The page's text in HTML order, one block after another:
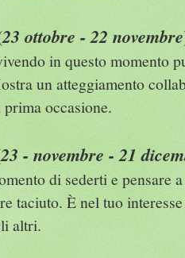
23 ottobre - 22 novembre
in questo momento
un atteggiamento
occasione.
23 - novembre - 21
di sederti e pensare
taciuto. È nel tuo
altri.